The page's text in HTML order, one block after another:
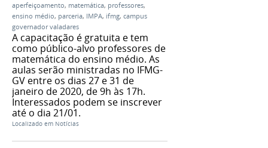
aperfeiçoamento, matemática, professores,
ensino médio, parceria, IMPA, ifmg, campus
governador valadares
A capacitação é gratuita e tem
como público-alvo professores de
matemática do ensino médio. As
aulas serão ministradas no IFMG-
GV entre os dias 27 e 31 de
janeiro de 2020, de 9h às 17h.
Interessados podem se inscrever
até o dia 21/01.
Localizado em Notícias